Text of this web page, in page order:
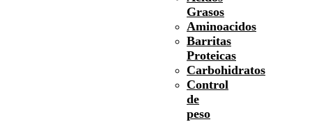
Grasos
Aminoacidos
Barritas
Proteicas
Carbohidratos
Control
de
peso